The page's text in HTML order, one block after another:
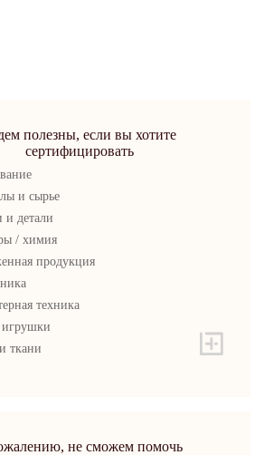
полезны, если вы хотите
сертифицировать
и сырье
и детали
/ химия
продукция
техника
игрушки
ткани
не сможем помочь